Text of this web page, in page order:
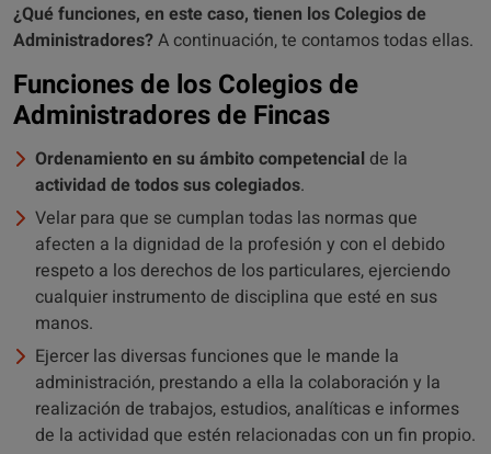
¿Qué funciones, en este caso, tienen los Colegios de
Administradores?A continuación, te contamos todas ellas.
Funciones de los Colegios de
Administradores de Fincas
Ordenamiento en su ámbito competencial de la
actividad de todos sus colegiados.
Velar para que se cumplan todas las normas que
afecten a la dignidad de la profesión y con el debido
respeto a los derechos de los particulares, ejerciendo
cualquier instrumento de disciplina que esté en sus
manos.
Ejercer las diversas funciones que le mande la
administración, prestando a ella la colaboración y la
realización de trabajos, estudios, analíticas e informes
de la actividad que estén relacionadas con un fin propio.